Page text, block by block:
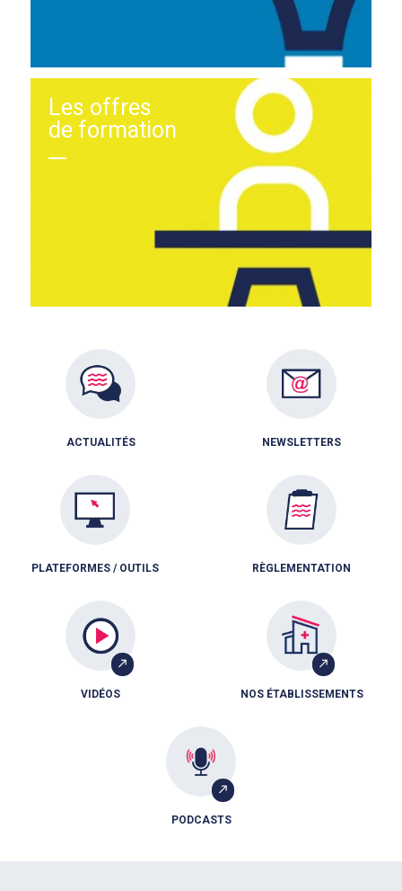
Les offres
de formation
ACTUALITÉS NEWSLETTERS
PLATEFORMES / OUTILS RÈGLEMENTATION
VIDÉOS NOS ÉTABLISSEMENTS
PODCASTS